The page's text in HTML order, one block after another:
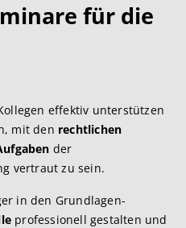
für die
effektiv unterstützen
mit den rechtlichen
der
vertraut zu sein.
in den Grundlagen-
professionell gestalten und